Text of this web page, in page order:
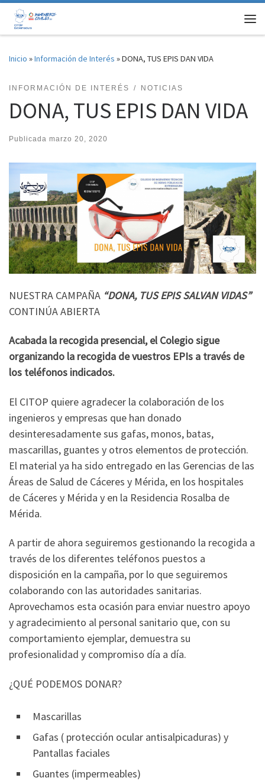
Saltar al contenido
Inicio »Información de Interés »DONA, TUS EPIS DAN VIDA
INFORMACIÓN DE INTERÉS NOTICIAS
DONA, TUS EPIS DAN VIDA
Publicada marzo 20, 2020
NUESTRA CAMPAÑA “DONA, TUS EPIS SALVAN VIDAS”
CONTINÚA ABIERTA
Acabada la recogida presencial, el Colegio sigue
organizando la recogida de vuestros EPIs a través de
los teléfonos indicados.
El CITOP quiere agradecer la colaboración de los
ingenieros y empresas que han donado
desinteresadamente sus gafas, monos, batas,
mascarillas, guantes y otros elementos de protección.
El material ya ha sido entregado en las Gerencias de las
Áreas de Salud de Cáceres y Mérida, en los hospitales
de Cáceres y Mérida y en la Residencia Rosalba de
Mérida.
A partir de ahora seguiremos gestionando la recogida a
través de los diferentes teléfonos puestos a
disposición en la campaña, por lo que seguiremos
colaborando con las autoridades sanitarias.
Aprovechamos esta ocasión para enviar nuestro apoyo
y agradecimiento al personal sanitario que, con su
comportamiento ejemplar, demuestra su
profesionalidad y compromiso día a día.
¿QUÉ PODEMOS DONAR?
Mascarillas
Gafas ( protección ocular antisalpicaduras) y
Pantallas faciales
Guantes (impermeables)